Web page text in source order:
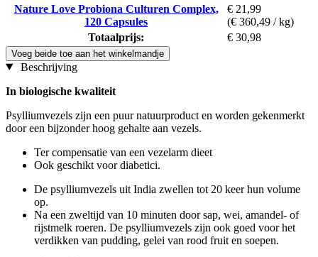
Nature Love Probiona Culturen Complex,
120 Capsules
€ 21,99
(€ 360,49 / kg)
Totaalprijs:
€ 30,98
Voeg beide toe aan het winkelmandje
Beschrijving
In biologische kwaliteit
Psylliumvezels zijn een puur natuurproduct en worden gekenmerkt
door een bijzonder hoog gehalte aan vezels.
Ter compensatie van een vezelarm dieet
Ook geschikt voor diabetici.
De psylliumvezels uit India zwellen tot 20 keer hun volume
op.
Na een zweltijd van 10 minuten door sap, wei, amandel- of
rijstmelk roeren. De psylliumvezels zijn ook goed voor het
verdikken van pudding, gelei van rood fruit en soepen.